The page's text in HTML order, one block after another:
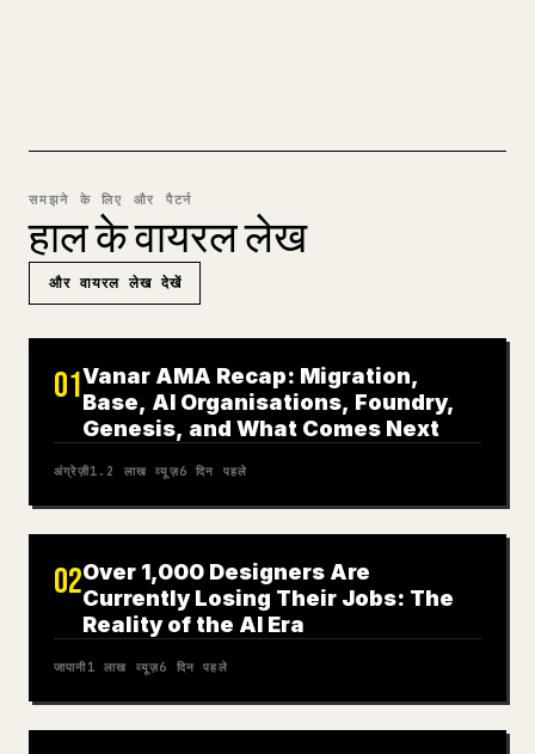
समझने के लिए और पैटर्न
हाल के वायरल लेख
और वायरल लेख देखें
01Vanar AMA Recap: Migration,
Base, AI Organisations, Foundry,
Genesis, and What Comes Next
अंग्रेज़ी1.2 लाख व्यूज़6 दिन पहले
02Over 1,000 Designers Are
Currently Losing Their Jobs: The
Reality of the AI Era
जापानी1 लाख व्यूज़6 दिन पहले